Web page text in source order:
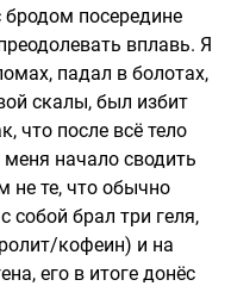
бродом посередине
вплавь. Я
падал в болотах,
скалы, был избит
что после всё тело
начало сводить
не те, что обычно
собой брал три геля,
кофеин) и на
его в итоге донёс